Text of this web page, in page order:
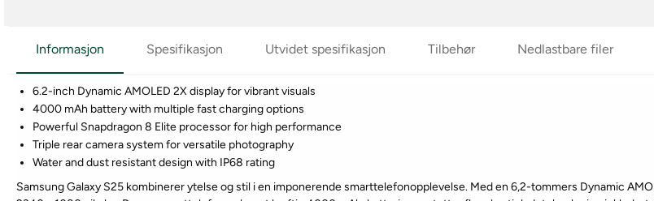
Informasjon Spesifikasjon Utvidet spesifikasjon Tilbehør Nedlastbare filer
6.2-inch Dynamic AMOLED 2X display for vibrant visuals
4000 mAh battery with multiple fast charging options
Powerful Snapdragon 8 Elite processor for high performance
Triple rear camera system for versatile photography
Water and dust resistant design with IP68 rating
Samsung Galaxy S25 kombinerer ytelse og stil i en imponerende smarttelefonopplevelse. Med en 6,2-tommers Dynamic